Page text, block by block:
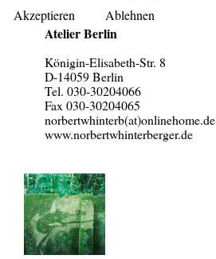
Atelier Berlin
Königin-Elisabeth-Str. 8
D-14059 Berlin
Tel. 030-30204066
Fax 030-30204065
norbertwhinterb(at)onlinehome.de
www.norbertwhinterberger.de
Akzeptieren Ablehnen